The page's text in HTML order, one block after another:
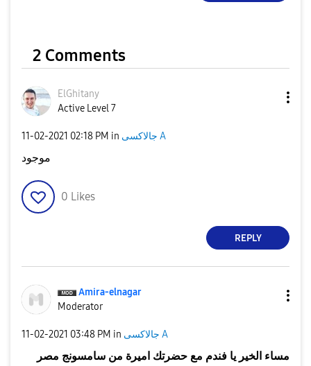
2 Comments
ElGhitany
Active Level 7
‎11-02-2021 02:18 PM in جالاكسى A
موجود
0 Likes
REPLY
Amira-elnagar
Moderator
‎11-02-2021 03:48 PM in جالاكسى A
مساء الخير يا فندم مع حضرتك اميرة من سامسونج مصر